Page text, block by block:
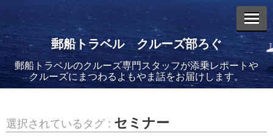
郵船トラベル クルーズ部ろぐ
郵船トラベルのクルーズ専門スタッフが添乗レポートや
クルーズにまつわるよもやま話をお届けします。
選択されているタグ : セミナー
エントリーリスト